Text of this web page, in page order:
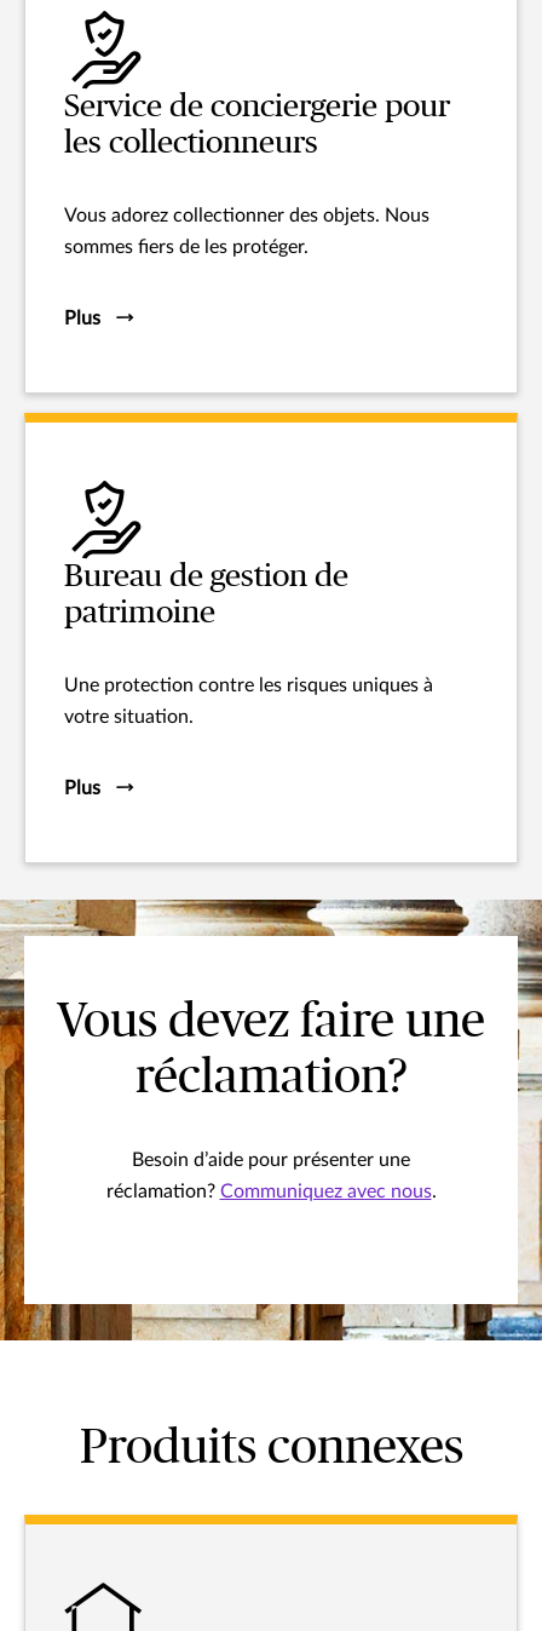
Service de conciergerie pour
les collectionneurs
Vous adorez collectionner des objets. Nous
sommes fiers de les protéger.
Plus
Bureau de gestion de
patrimoine
Une protection contre les risques uniques à
votre situation.
Plus
Vous devez faire une
réclamation?
Besoin d’aide pour présenter une
réclamation? Communiquez avec nous.
Produits connexes